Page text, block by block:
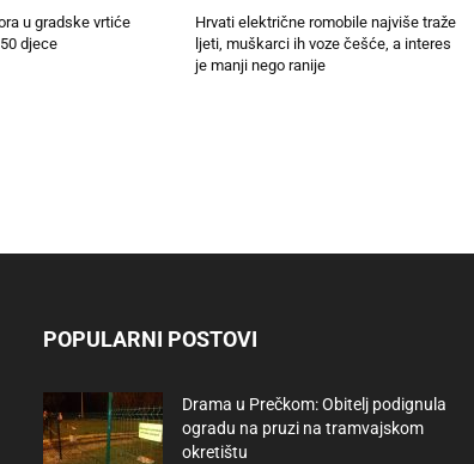
u gradske vrtiće
djece
Hrvati električne romobile najviše traže
ljeti, muškarci ih voze češće, a interes
je manji nego ranije
POPULARNI POSTOVI
Drama u Prečkom: Obitelj podignula
ogradu na pruzi na tramvajskom
okretištu